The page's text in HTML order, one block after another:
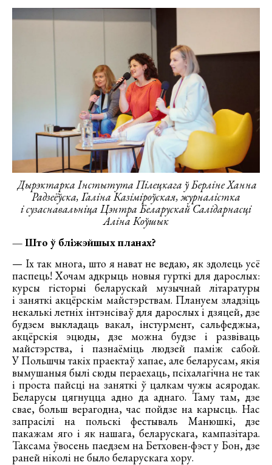
Дырэктарка Інстытута Пілецкага ў Берліне Ханна
Радзеёўска, Галіна Казіміроўская, журналістка
і сузаснавальніца Цэнтра Беларускай Салідарнасці
Аліна Коўшык
— Што ў бліжэйшых планах?
— Іх так многа, што я нават не ведаю, як здолець усё
паспець! Хочам адкрыць новыя гурткі для дарослых:
курсы гісторыі беларускай музычнай літаратуры
і заняткі акцёрскім майстэрствам. Плануем зладзіць
некалькі летніх інтэнсіваў для дарослых і дзяцей, дзе
будзем выкладаць вакал, інстурмент, сальфеджыа,
акцёрскія эцюды, дзе можна будзе і развіваць
майстэрства, і пазнаёміць людзей паміж сабой.
У Польшчы такіх праектаў хапае, але беларусам, якія
вымушаныя былі сюды пераехаць, псіхалагічна не так
і проста пайсці на заняткі ў цалкам чужы асяродак.
Беларусы цягнуцца адно да аднаго. Таму там, дзе
свае, больш верагодна, час пойдзе на карысць. Нас
запрасілі на польскі фестываль Манюшкі, дзе
пакажам яго і як нашага, беларускага, кампазітара.
Таксама ўвосень паедзем на Бетховен-фэст у Бон, дзе
раней ніколі не было беларускага хору.